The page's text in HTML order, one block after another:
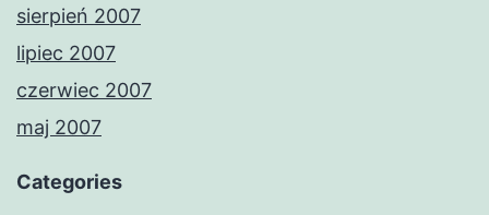
sierpień 2007
lipiec 2007
czerwiec 2007
maj 2007
Categories